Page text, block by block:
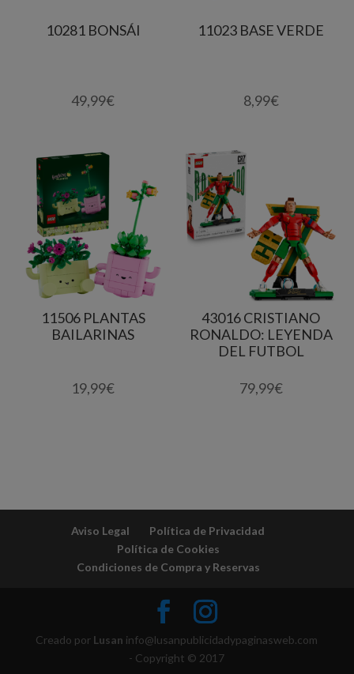
10281 BONSÁI
49,99€
11023 BASE VERDE
8,99€
11506 PLANTAS
BAILARINAS
19,99€
43016 CRISTIANO
RONALDO: LEYENDA
DEL FUTBOL
79,99€
Aviso Legal
Política de Privacidad
Política de Cookies
Condiciones de Compra y Reservas
Creado por Lusan info@lusanpublicidadypaginasweb.com
- Copyright © 2017